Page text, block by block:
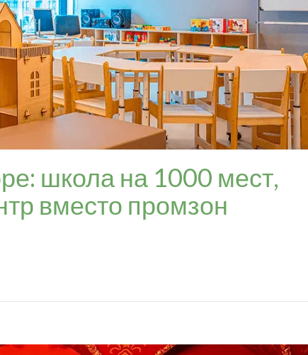
школа на 1000 мест,
вместо промзон